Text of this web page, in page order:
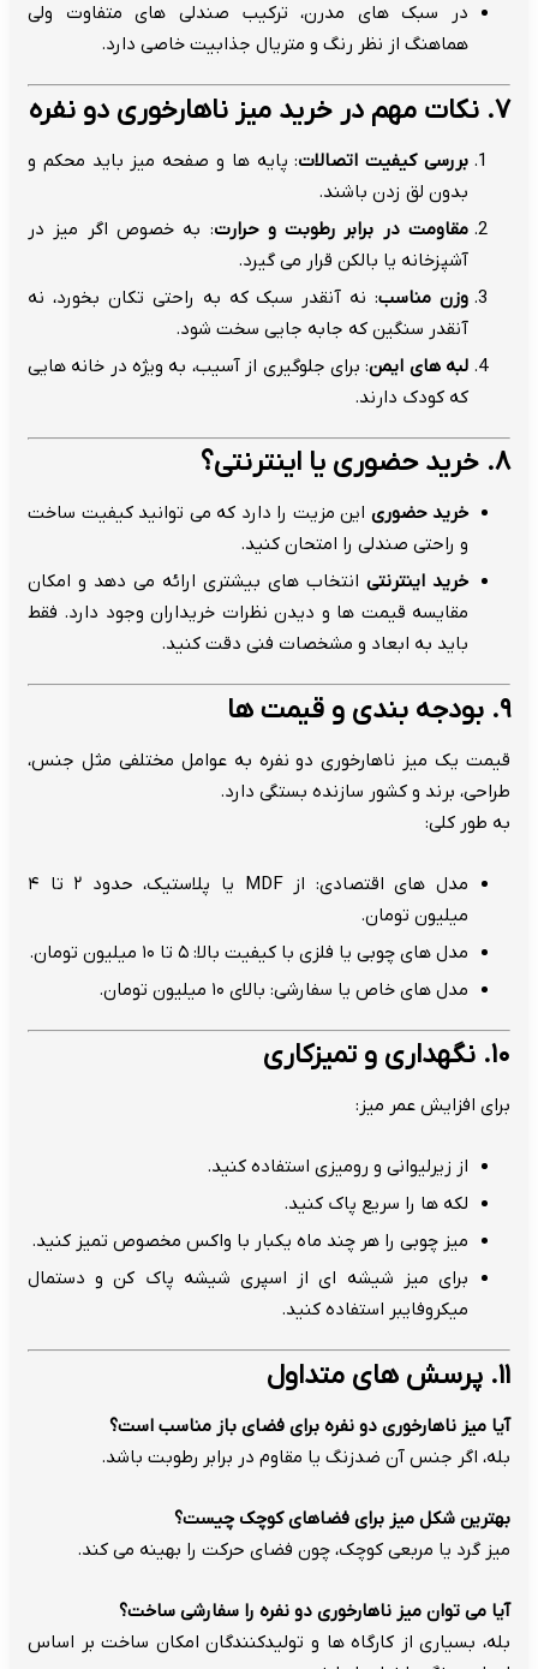
در سبک های مدرن، ترکیب صندلی های متفاوت ولی
هماهنگ از نظر رنگ و متریال جذابیت خاصی دارد.
۷. نکات مهم در خرید میز ناهارخوری دو نفره
بررسی کیفیت اتصالات: پایه ها و صفحه میز باید محکم و
بدون لق زدن باشند.
مقاومت در برابر رطوبت و حرارت: به خصوص اگر میز در
آشپزخانه یا بالکن قرار می گیرد.
وزن مناسب: نه آنقدر سبک که به راحتی تکان بخورد، نه
آنقدر سنگین که جابه جایی سخت شود.
لبه های ایمن: برای جلوگیری از آسیب، به ویژه در خانه هایی
که کودک دارند.
۸. خرید حضوری یا اینترنتی؟
خرید حضوری این مزیت را دارد که می توانید کیفیت ساخت
و راحتی صندلی را امتحان کنید.
خرید اینترنتی انتخاب های بیشتری ارائه می دهد و امکان
مقایسه قیمت ها و دیدن نظرات خریداران وجود دارد. فقط
باید به ابعاد و مشخصات فنی دقت کنید.
۹. بودجه بندی و قیمت ها
قیمت یک میز ناهارخوری دو نفره به عوامل مختلفی مثل جنس،
طراحی، برند و کشور سازنده بستگی دارد.
به طور کلی:
مدل های اقتصادی: از MDF یا پلاستیک، حدود ۲ تا ۴
میلیون تومان.
مدل های چوبی یا فلزی با کیفیت بالا: ۵ تا ۱۰ میلیون تومان.
مدل های خاص یا سفارشی: بالای ۱۰ میلیون تومان.
۱۰. نگهداری و تمیزکاری
برای افزایش عمر میز:
از زیرلیوانی و رومیزی استفاده کنید.
لکه ها را سریع پاک کنید.
میز چوبی را هر چند ماه یکبار با واکس مخصوص تمیز کنید.
برای میز شیشه ای از اسپری شیشه پاک کن و دستمال
میکروفایبر استفاده کنید.
۱۱. پرسش های متداول
آیا میز ناهارخوری دو نفره برای فضای باز مناسب است؟
بله، اگر جنس آن ضدزنگ یا مقاوم در برابر رطوبت باشد.
بهترین شکل میز برای فضاهای کوچک چیست؟
میز گرد یا مربعی کوچک، چون فضای حرکت را بهینه می کند.
آیا می توان میز ناهارخوری دو نفره را سفارشی ساخت؟
بله، بسیاری از کارگاه ها و تولیدکنندگان امکان ساخت بر اساس